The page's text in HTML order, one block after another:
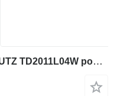
Moteur Deutz TD2011L04W DEUTZ TD2011L04W pour mini tombereau Deutz DEUTZ TD2011L04W